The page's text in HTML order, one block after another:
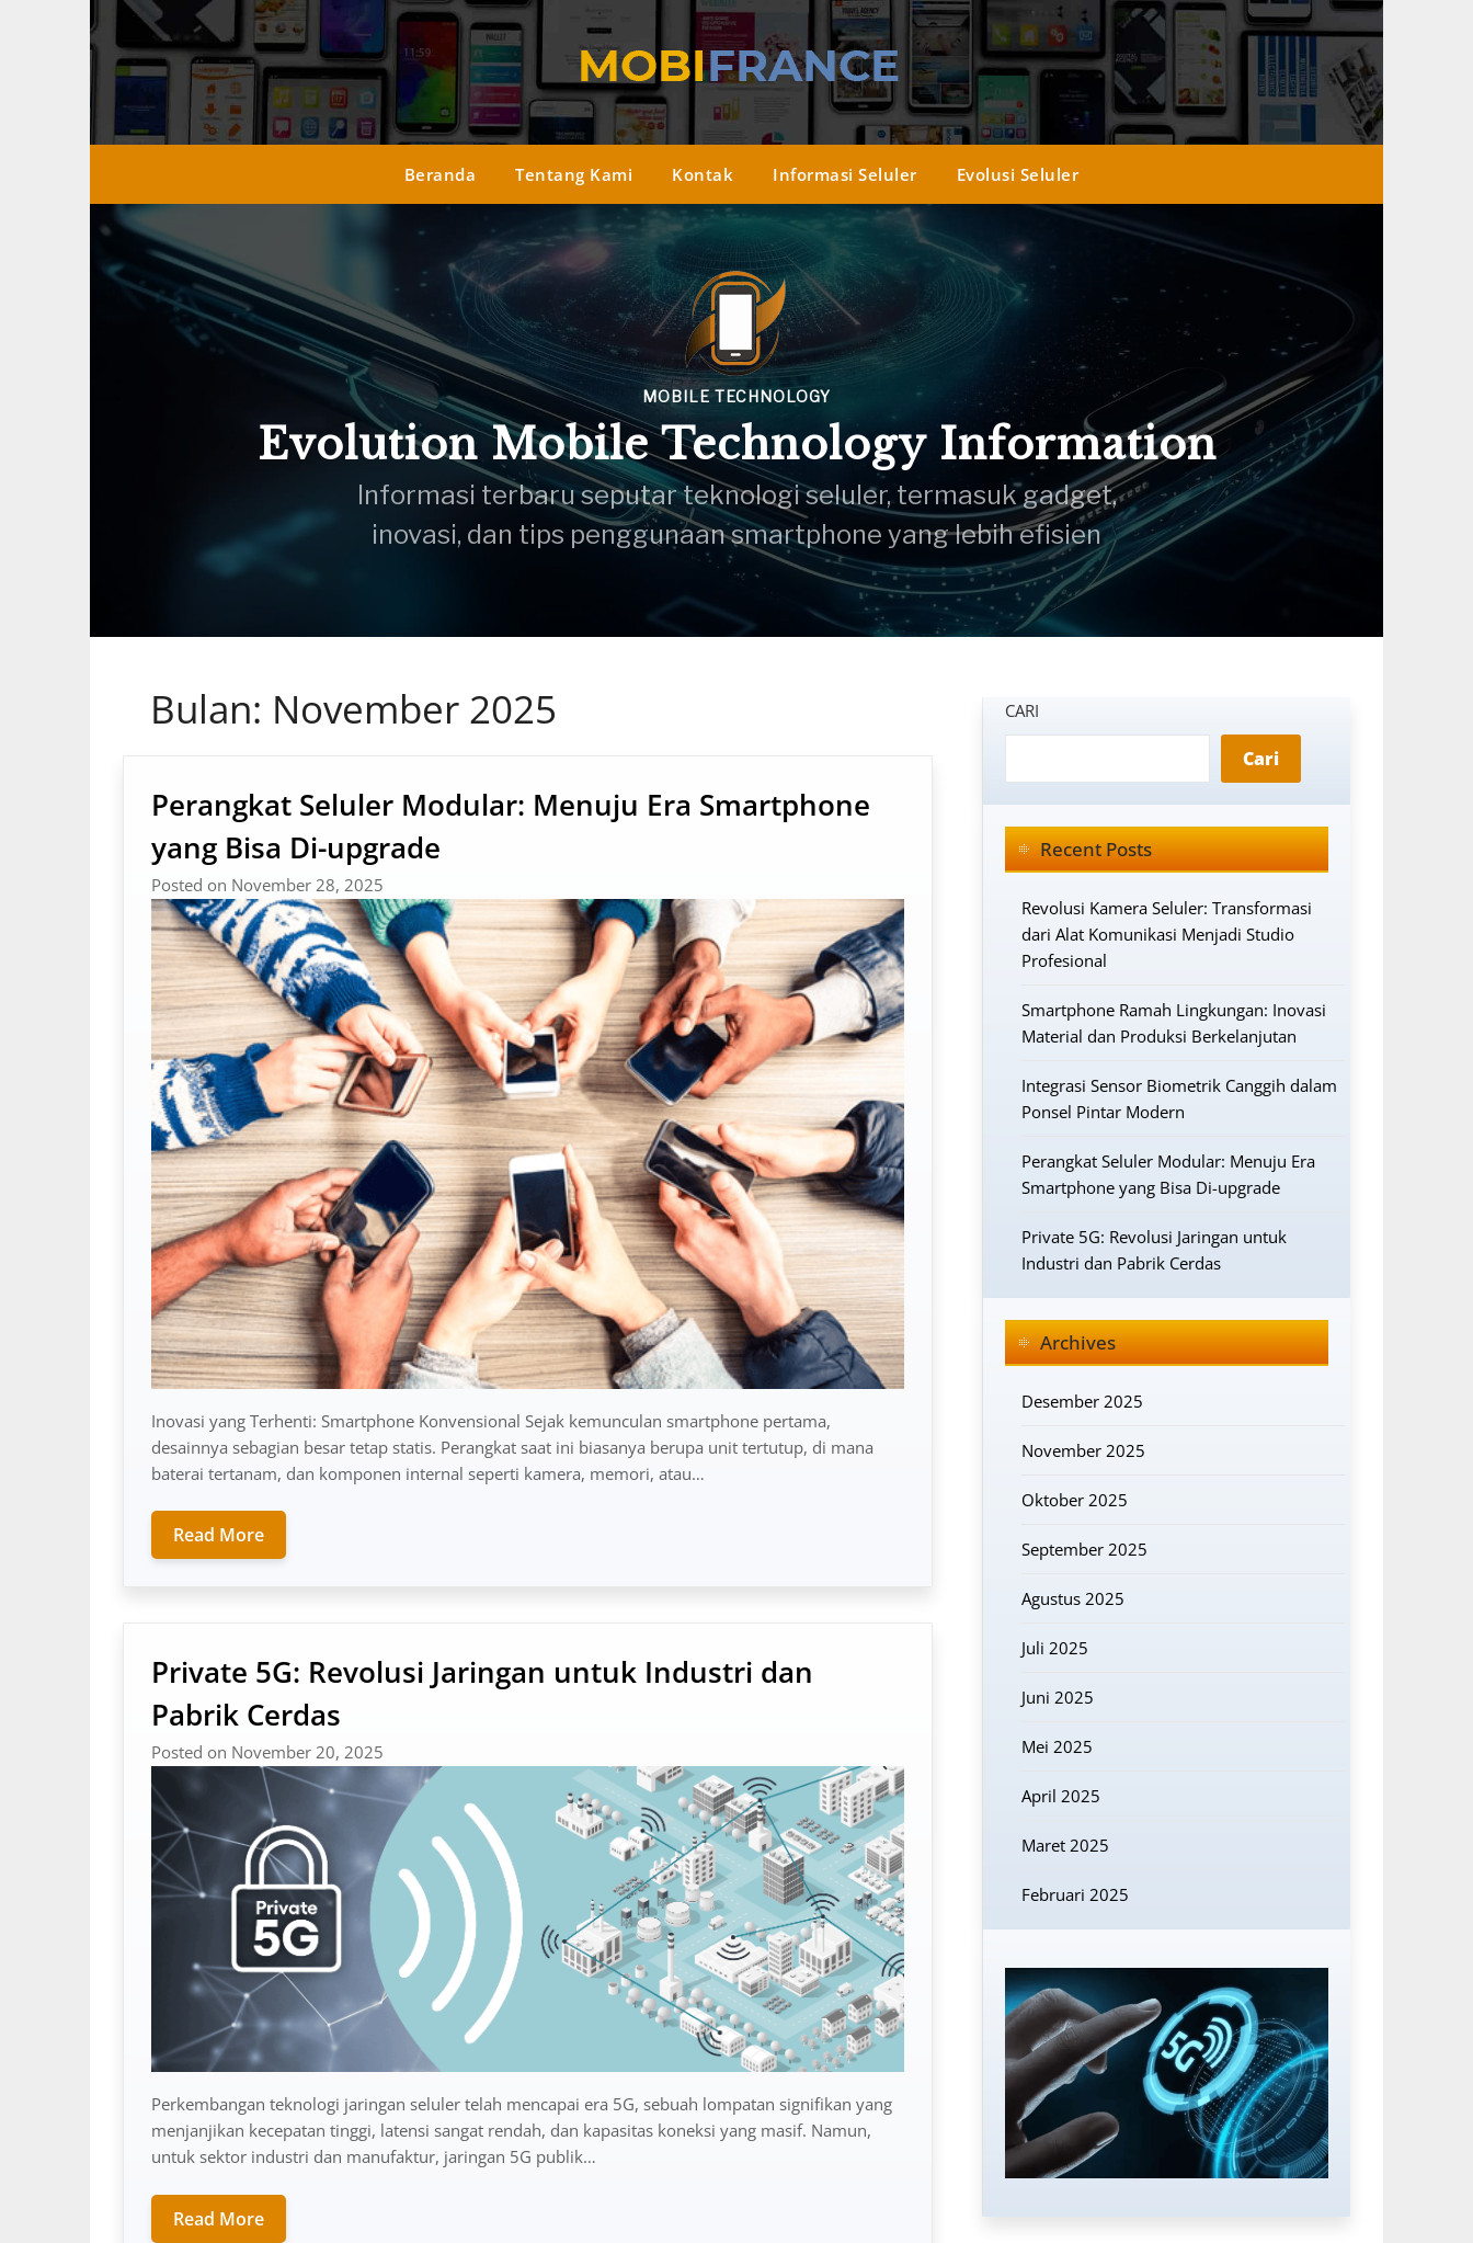
Beranda Tentang Kami Kontak Informasi Seluler Evolusi Seluler
MOBILE TECHNOLOGY
Evolution Mobile Technology Information
Informasi terbaru seputar teknologi seluler, termasuk gadget,
inovasi, dan tips penggunaan smartphone yang lebih efisien
Bulan: November 2025
Perangkat Seluler Modular: Menuju Era Smartphone
yang Bisa Di-upgrade
Posted on November 28, 2025
Inovasi yang Terhenti: Smartphone Konvensional Sejak kemunculan smartphone pertama,
desainnya sebagian besar tetap statis. Perangkat saat ini biasanya berupa unit tertutup, di mana
baterai tertanam, dan komponen internal seperti kamera, memori, atau…
Read More
Private 5G: Revolusi Jaringan untuk Industri dan
Pabrik Cerdas
Posted on November 20, 2025
Perkembangan teknologi jaringan seluler telah mencapai era 5G, sebuah lompatan signifikan yang
menjanjikan kecepatan tinggi, latensi sangat rendah, dan kapasitas koneksi yang masif. Namun,
untuk sektor industri dan manufaktur, jaringan 5G publik…
Read More
CARI
Cari
Recent Posts
Revolusi Kamera Seluler: Transformasi
dari Alat Komunikasi Menjadi Studio
Profesional
Smartphone Ramah Lingkungan: Inovasi
Material dan Produksi Berkelanjutan
Integrasi Sensor Biometrik Canggih dalam
Ponsel Pintar Modern
Perangkat Seluler Modular: Menuju Era
Smartphone yang Bisa Di-upgrade
Private 5G: Revolusi Jaringan untuk
Industri dan Pabrik Cerdas
Archives
Desember 2025
November 2025
Oktober 2025
September 2025
Agustus 2025
Juli 2025
Juni 2025
Mei 2025
April 2025
Maret 2025
Februari 2025